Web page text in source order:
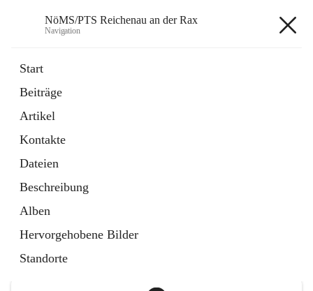
NöMS/PTS Reichenau an der Rax
Navigation
Start
Beiträge
Artikel
Kontakte
Dateien
Beschreibung
Alben
Hervorgehobene Bilder
Standorte
Hans Lanner Regionalmusik Schulverband
öffnet
in
neuem
Tab
Externe Webseite
in
Tab